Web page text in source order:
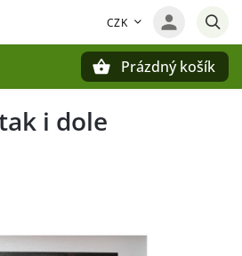
CZK
Prázdný košík
i dole